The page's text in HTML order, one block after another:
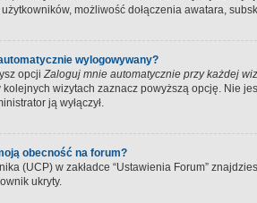
możliwość dołączenia awatara,
wylogowywany?
opcjiZaloguj mnie automatycznie przy każdej
wizytach zaznacz powyższą opcję. Nie
ją wyłączył.
obecność na forum?
(UCP) w zakładce “Ustawienia Forum”
ukryty.